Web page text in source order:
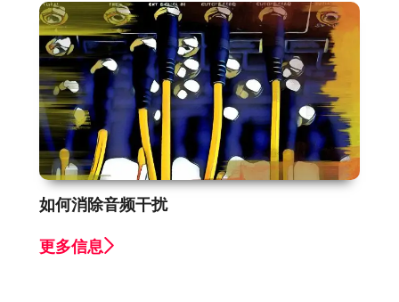
如何消除音频干扰
更多信息